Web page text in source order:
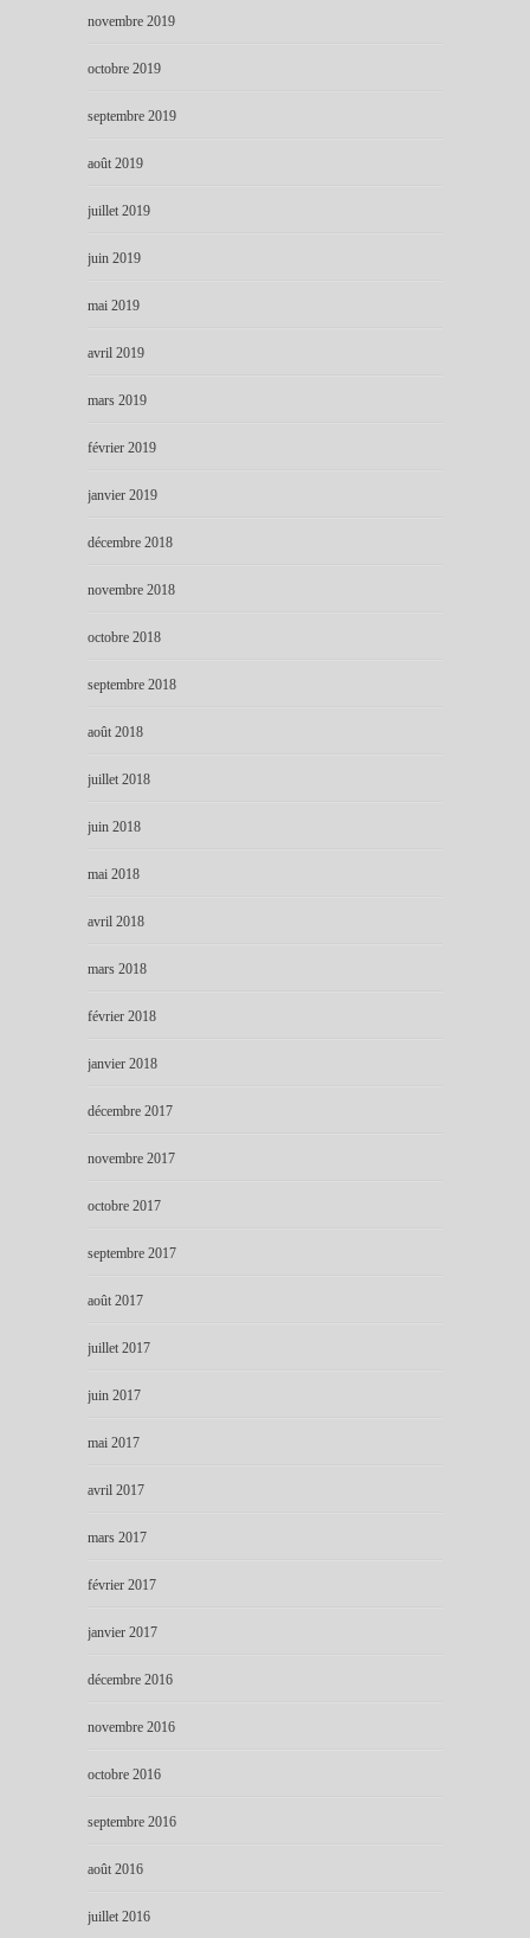
novembre 2019
octobre 2019
septembre 2019
août 2019
juillet 2019
juin 2019
mai 2019
avril 2019
mars 2019
février 2019
janvier 2019
décembre 2018
novembre 2018
octobre 2018
septembre 2018
août 2018
juillet 2018
juin 2018
mai 2018
avril 2018
mars 2018
février 2018
janvier 2018
décembre 2017
novembre 2017
octobre 2017
septembre 2017
août 2017
juillet 2017
juin 2017
mai 2017
avril 2017
mars 2017
février 2017
janvier 2017
décembre 2016
novembre 2016
octobre 2016
septembre 2016
août 2016
juillet 2016